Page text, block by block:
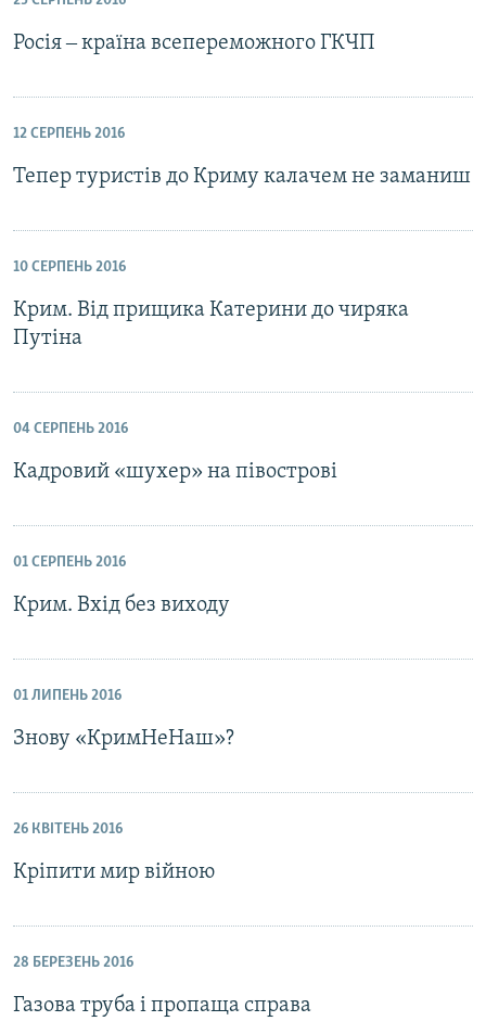
Росія ‒ країна всепереможного ГКЧП
12 СЕРПЕНЬ 2016
Тепер туристів до Криму калачем не заманиш
10 СЕРПЕНЬ 2016
Крим. Від прищика Катерини до чиряка
Путіна
04 СЕРПЕНЬ 2016
Кадровий «шухер» на півострові
01 СЕРПЕНЬ 2016
Крим. Вхід без виходу
01 ЛИПЕНЬ 2016
Знову «КримНеНаш»?
26 КВІТЕНЬ 2016
Кріпити мир війною
28 БЕРЕЗЕНЬ 2016
Газова труба і пропаща справа